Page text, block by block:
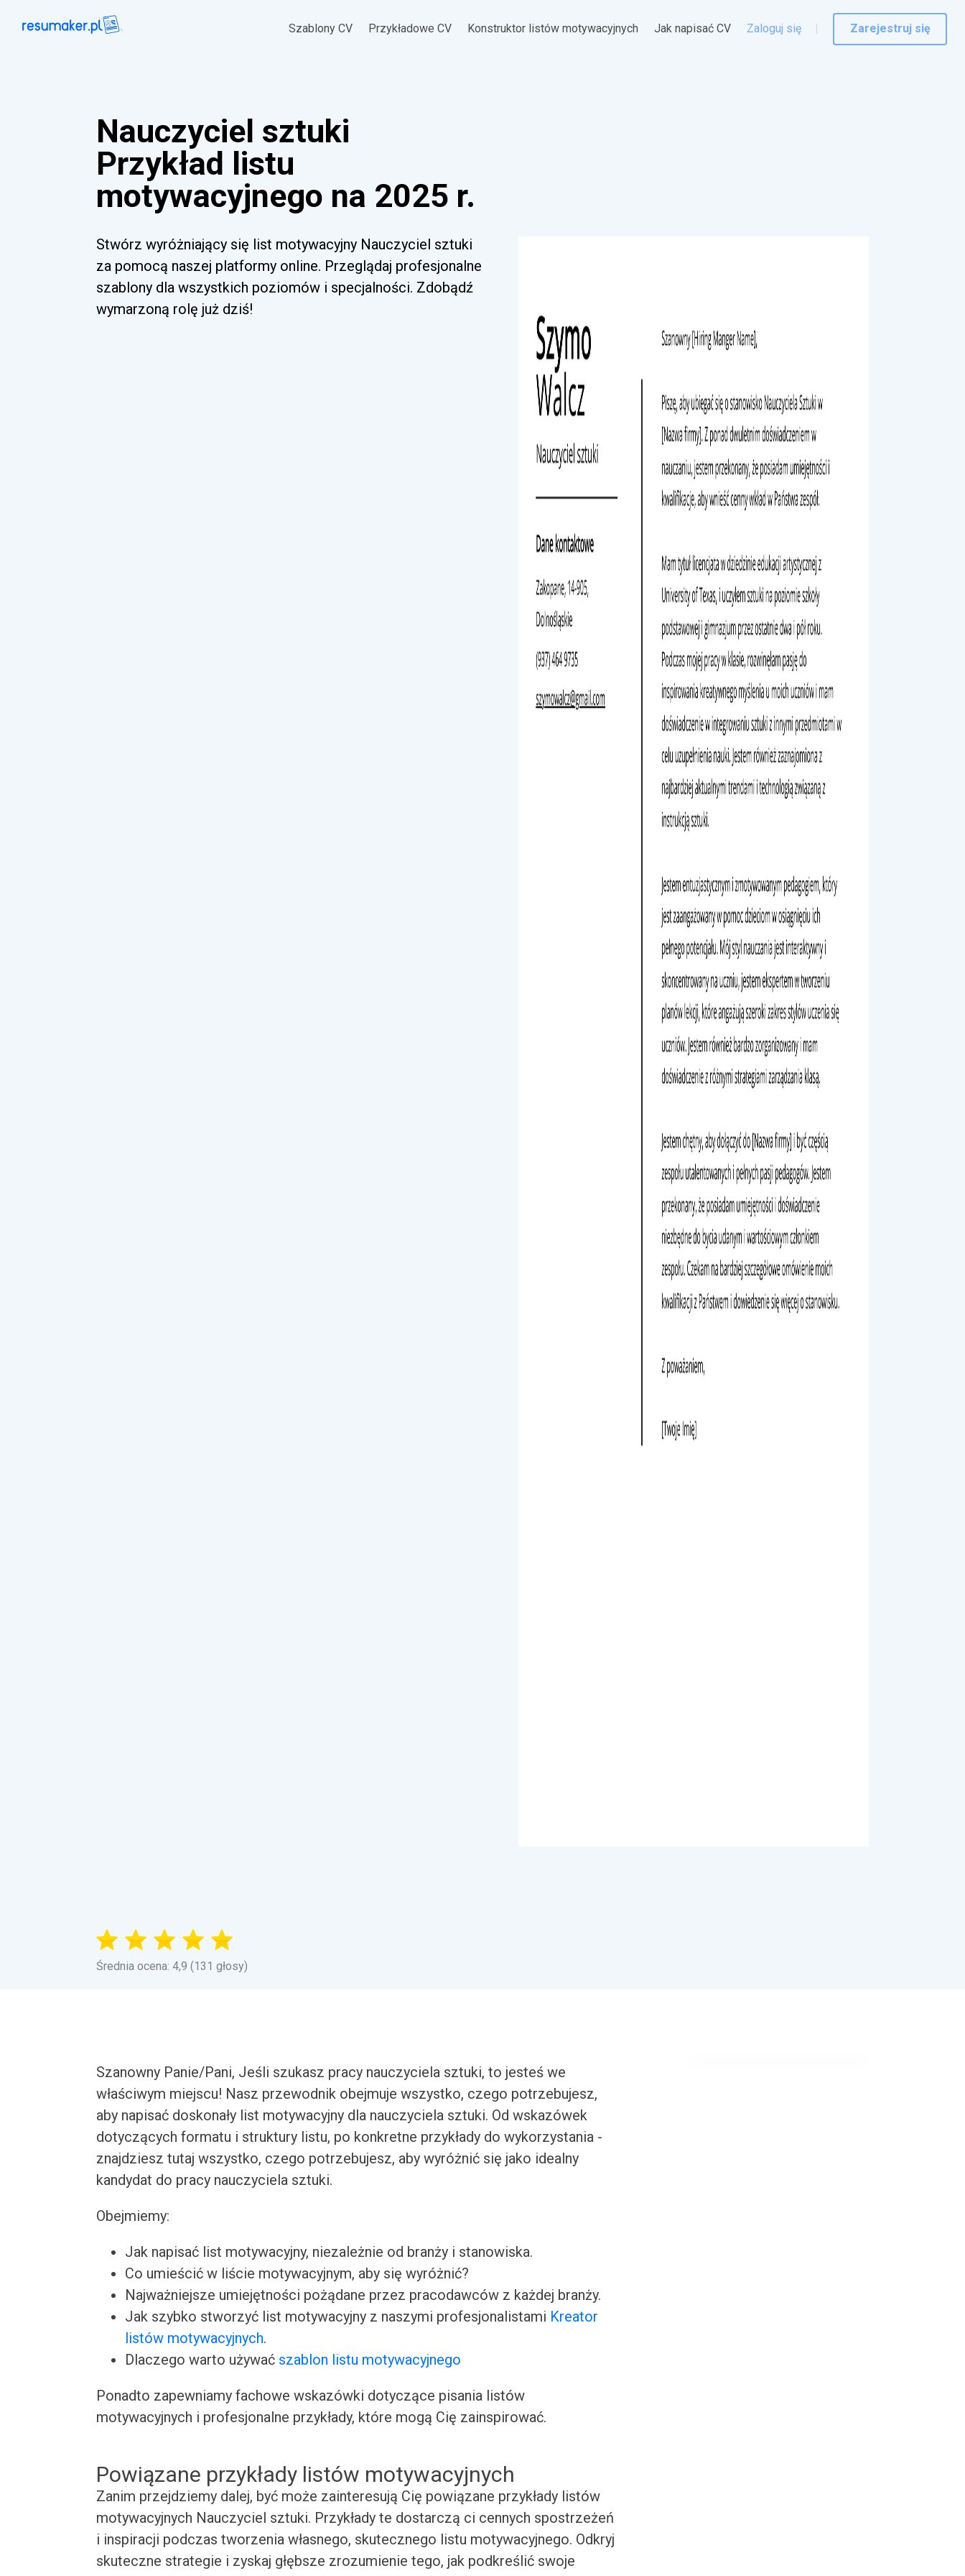
Szablony CV Przykładowe CV Konstruktor listów motywacyjnych Jak napisać CV Zaloguj się Zarejestruj się
Nauczyciel sztuki
Przykład listu
motywacyjnego na 2025 r.
Stwórz wyróżniający się list motywacyjny Nauczyciel sztuki
za pomocą naszej platformy online. Przeglądaj profesjonalne
szablony dla wszystkich poziomów i specjalności. Zdobądź
wymarzoną rolę już dziś!
Średnia ocena: 4,9 (131 głosy)
Szanowny Panie/Pani, Jeśli szukasz pracy nauczyciela sztuki, to jesteś we
właściwym miejscu! Nasz przewodnik obejmuje wszystko, czego potrzebujesz,
aby napisać doskonały list motywacyjny dla nauczyciela sztuki. Od wskazówek
dotyczących formatu i struktury listu, po konkretne przykłady do wykorzystania -
znajdziesz tutaj wszystko, czego potrzebujesz, aby wyróżnić się jako idealny
kandydat do pracy nauczyciela sztuki.
Obejmiemy:
Jak napisać list motywacyjny, niezależnie od branży i stanowiska.
Co umieścić w liście motywacyjnym, aby się wyróżnić?
Najważniejsze umiejętności pożądane przez pracodawców z każdej branży.
Jak szybko stworzyć list motywacyjny z naszymi profesjonalistami Kreator
listów motywacyjnych.
Dlaczego warto używać szablon listu motywacyjnego
Ponadto zapewniamy fachowe wskazówki dotyczące pisania listów
motywacyjnych i profesjonalne przykłady, które mogą Cię zainspirować.
Powiązane przykłady listów motywacyjnych
Zanim przejdziemy dalej, być może zainteresują Cię powiązane przykłady listów
motywacyjnych Nauczyciel sztuki. Przykłady te dostarczą ci cennych spostrzeżeń
i inspiracji podczas tworzenia własnego, skutecznego listu motywacyjnego. Odkryj
skuteczne strategie i zyskaj głębsze zrozumienie tego, jak podkreślić swoje